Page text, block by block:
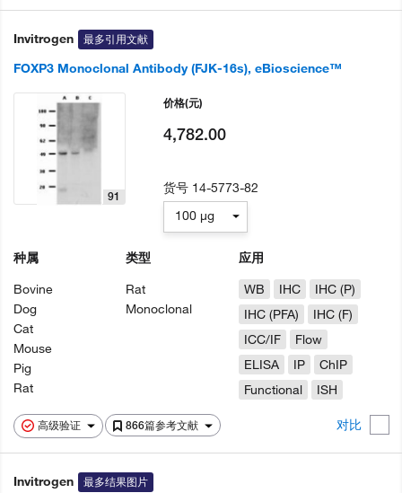
Invitrogen 最多引用文献
FOXP3 Monoclonal Antibody (FJK-16s), eBioscience™
高级验证 866篇参考文献 对比
91
种属
Bovine
Dog
Cat
Mouse
Pig
Rat
类型
Rat
Monoclonal
应用
WB
IHC
IHC (P)
IHC (PFA)
IHC (F)
ICC/IF
Flow
ELISA
IP
ChIP
Functional
ISH
价格(元)
4,782.00
货号 14-5773-82
100 µg
Invitrogen 最多结果图片